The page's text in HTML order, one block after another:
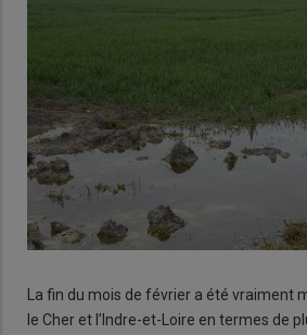
La fin du mois de février a été vraiment
le Cher et l’Indre-et-Loire en termes de